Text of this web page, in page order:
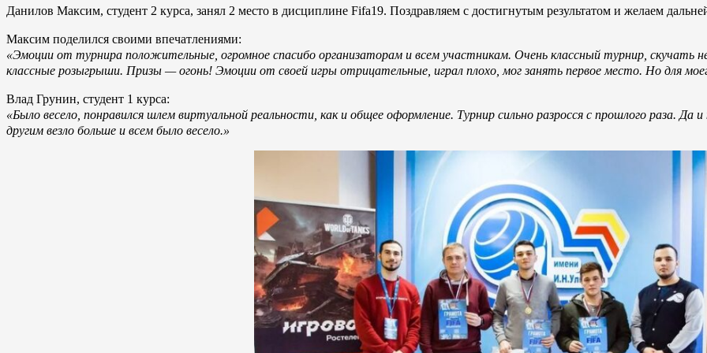
Данилов Максим, студент 2 курса, занял 2 место в дисциплине Fifa19. Поздравляем с достигнутым результатом и желаем
Максим поделился своими впечатлениями:
«Эмоции от турнира положительные, огромное спасибо организаторам и всем участникам. Очень классный турнир, скучать
классные розыгрыши. Призы — огонь! Эмоции от своей игры отрицательные, играл плохо, мог занять первое место. Но для
Влад Грунин, студент 1 курса:
«Было весело, понравился шлем виртуальной реальности, как и общее оформление. Турнир сильно разросся с прошлого раза.
другим везло больше и всем было весело.»